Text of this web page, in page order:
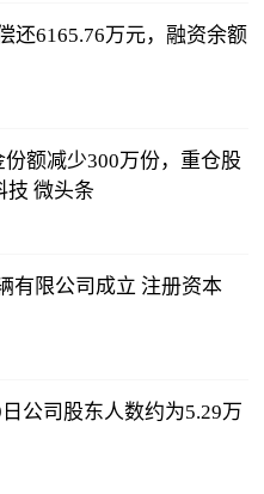
还6165.76万元，融资余额
额减少300万份，重仓股
技 微头条
有限公司成立 注册资本
公司股东人数约为5.29万